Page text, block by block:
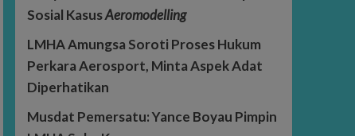
Sosial KasusAeromodelling
LMHA Amungsa Soroti Proses Hukum
Perkara Aerosport, Minta Aspek Adat
Diperhatikan
Musdat Pemersatu: Yance Boyau Pimpin